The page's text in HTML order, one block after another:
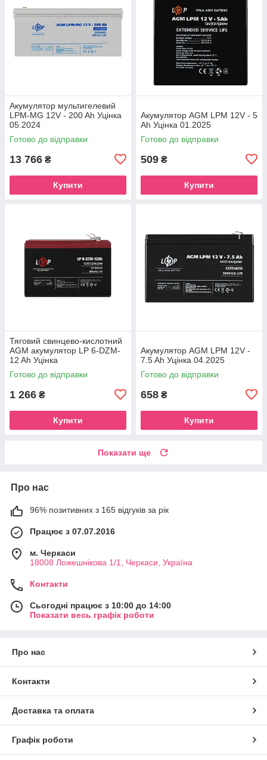
Акумулятор мультигелевий
LPM-MG 12V - 200 Ah Уцінка
05.2024
Готово до відправки
13 766 ₴
Купити
Акумулятор AGM LPM 12V - 5
Ah Уцінка 01.2025
Готово до відправки
509 ₴
Купити
Тяговий свинцево-кислотний
AGM акумулятор LP 6-DZM-
12 Ah Уцінка
Готово до відправки
1 266 ₴
Купити
Акумулятор AGM LPM 12V -
7.5 Ah Уцінка 04.2025
Готово до відправки
658 ₴
Купити
Показати ще
Про нас
96% позитивних з 165 відгуків за рік
Працює з 07.07.2016
м. Черкаси
18008 Ложешнікова 1/1, Черкаси, Україна
Контакти
Сьогодні працює з 10:00 до 14:00
Показати весь графік роботи
Про нас
Контакти
Доставка та оплата
Графік роботи